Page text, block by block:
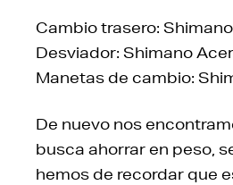
Cambio trasero:
Desviador: Shimano
Manetas de cambio:
De nuevo nos
busca ahorrar en peso,
hemos de recordar que